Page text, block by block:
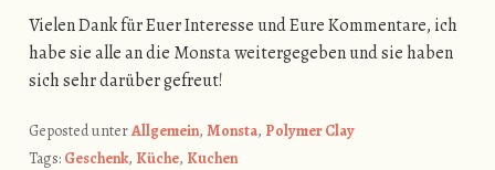
Vielen Dank für Euer Interesse und Eure Kommentare, ich
habe sie alle an die Monsta weitergegeben und sie haben
sich sehr darüber gefreut!
Geposted unterAllgemein, Monsta, Polymer Clay
Tags: Geschenk, Küche, Kuchen